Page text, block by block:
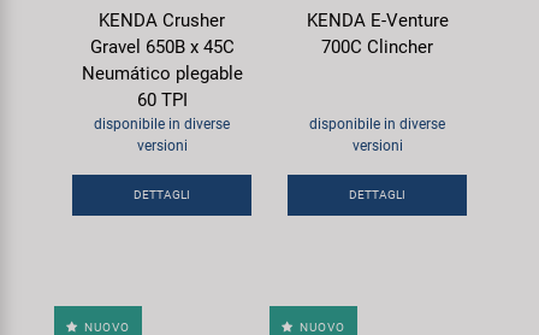
KENDA Crusher
Gravel 650B x 45C
Neumático plegable
60 TPI
disponibile in diverse
versioni
DETTAGLI
KENDA E-Venture
700C Clincher
disponibile in diverse
versioni
DETTAGLI
NUOVO NUOVO